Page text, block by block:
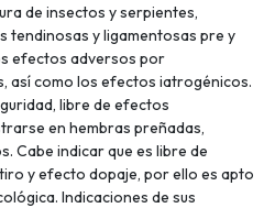
de insectos y serpientes,
tendinosas y ligamentosas pre y
efectos adversos por
así como los efectos iatrogénicos.
libre de efectos
en hembras preñadas,
Cabe indicar que es libre de
y efecto dopaje, por ello es apto
Indicaciones de sus